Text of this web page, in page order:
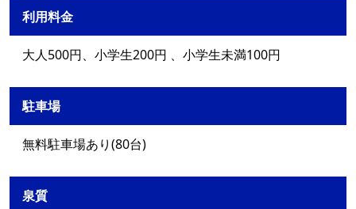
利用料金
大人500円、小学生200円 、小学生未満100円
駐車場
無料駐車場あり(80台)
泉質